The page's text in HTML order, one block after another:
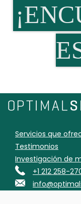
Servicios que
Testimonios
Investigación de
+1 212 258-